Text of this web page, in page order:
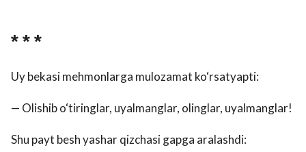
* * *
Uy bekasi mehmonlarga mulozamat ko‘rsatyapti:
— Olishib o‘tiringlar, uyalmanglar, olinglar, uyalmanglar!
Shu payt besh yashar qizchasi gapga aralashdi: